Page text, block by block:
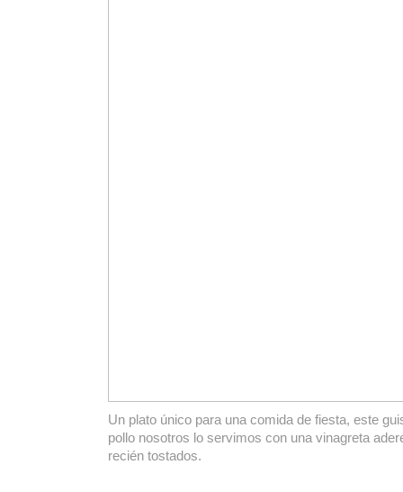
Un plato único para una comida de fiesta, este
pollo nosotros lo servimos con una vinagreta
recién tostados.